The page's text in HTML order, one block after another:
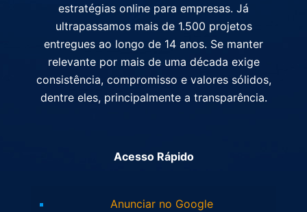
estratégias online para empresas. Já
ultrapassamos mais de 1.500 projetos
entregues ao longo de 14 anos. Se manter
relevante por mais de uma década exige
consistência, compromisso e valores sólidos,
dentre eles, principalmente a transparência.
Acesso Rápido
Anunciar no Google